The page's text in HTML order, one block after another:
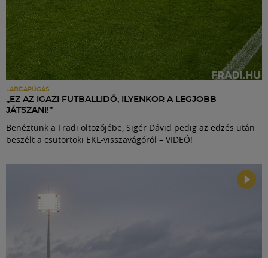
LABDARÚGÁS
„EZ AZ IGAZI FUTBALLIDŐ, ILYENKOR A LEGJOBB
JÁTSZANI!”
Benéztünk a Fradi öltözőjébe, Sigér Dávid pedig az edzés után
beszélt a csütörtöki EKL-visszavágóról – VIDEÓ!